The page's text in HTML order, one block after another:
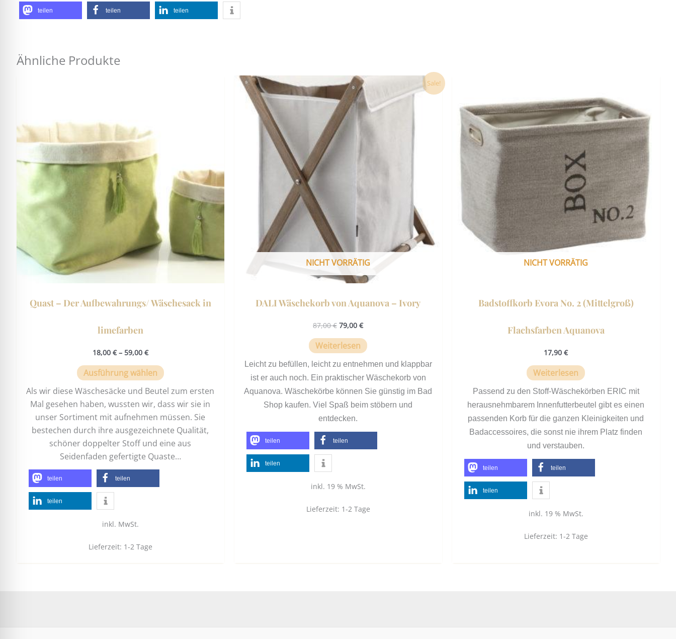
teilen teilen teilen
Ähnliche Produkte
Quast – Der Aufbewahrungs/ Wäschesack in
limefarben
18,00 €– 59,00 €
Ausführung wählen
Optionen
können
auf
Produktseite
gewählt
werden
Als wir diese Wäschesäcke und Beutel zum ersten
Mal gesehen haben, wussten wir, dass wir sie in
unser Sortiment mit aufnehmen müssen. Sie
bestechen durch ihre ausgezeichnete Qualität,
schöner doppelter Stoff und eine aus
Seidenfaden gefertigte Quaste…
teilen teilen
teilen
inkl. MwSt.
Lieferzeit: 1-2 Tage
Sale!
NICHT VORRÄTIG
DALI Wäschekorb von Aquanova – Ivory
87,00€
Ursprünglicher
Preis
war:
87,00 €
79,00 €
Aktueller
Preis
ist:
79,00 €.
Weiterlesen
Leicht zu befüllen, leicht zu entnehmen und klappbar
ist er auch noch. Ein praktischer Wäschekorb von
Aquanova. Wäschekörbe können Sie günstig im Bad
Shop kaufen. Viel Spaß beim stöbern und
entdecken.
teilen teilen
teilen
inkl. 19 % MwSt.
Lieferzeit: 1-2 Tage
NICHT VORRÄTIG
Badstoffkorb Evora No. 2 (Mittelgroß)
Flachsfarben Aquanova
17,90 €
Weiterlesen
Passend zu den Stoff-Wäschekörben ERIC mit
herausnehmbarem Innenfutterbeutel gibt es einen
passenden Korb für die ganzen Kleinigkeiten und
Badaccessoires, die sonst nie ihrem Platz finden
und verstauben.
teilen teilen
teilen
inkl. 19 % MwSt.
Lieferzeit: 1-2 Tage